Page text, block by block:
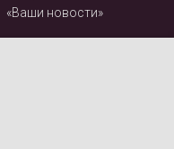
«Ваши новости»
Ctrl+Enter